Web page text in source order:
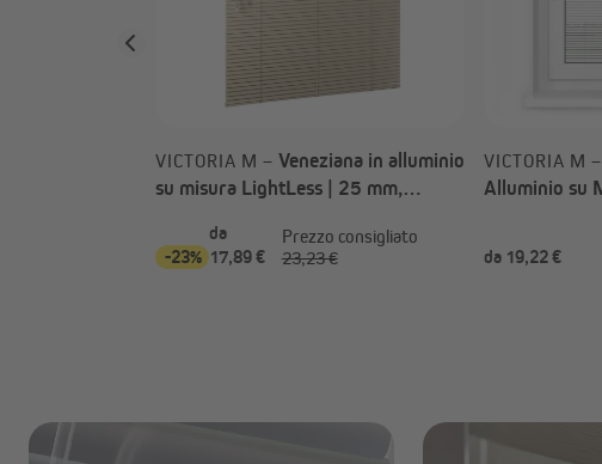
VICTORIA M – Veneziana in alluminio
su misura LightLess | 25 mm,
-23%
da
17,89 €
Prezzo consigliato
23,23 €
VICTORIA M –
Alluminio su
da 19,22 €